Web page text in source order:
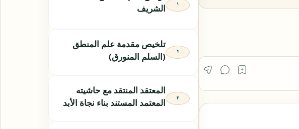
الشريف
تلخيص مقدمة علم المنطق
(السلم المنورق)
المعتقد المنتقد مع حاشيته
المعتمد المستند بناء نجاة الأبد